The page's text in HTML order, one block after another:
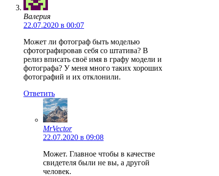
Валерия
22.07.2020 в 00:07
Может ли фотограф быть моделью
сфотографировав себя со штатива? В
релиз вписать своё имя в графу модели и
фотографа? У меня много таких хороших
фотографий и их отклонили.
Ответить
MrVector
22.07.2020 в 09:08
Может. Главное чтобы в качестве
свидетеля были не вы, а другой
человек.